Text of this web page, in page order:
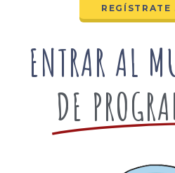
REGÍSTRATE
ENTRAR AL
DE